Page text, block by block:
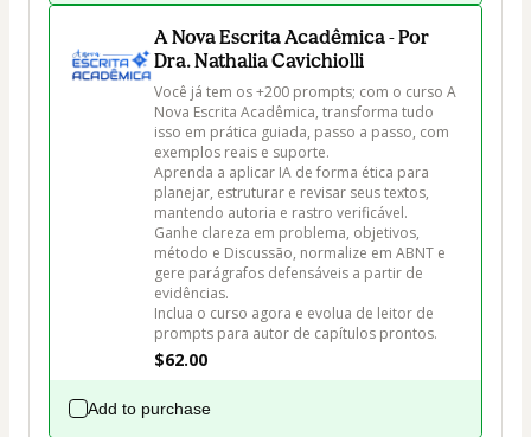
A Nova Escrita Acadêmica - Por
Dra. Nathalia Cavichiolli
Você já tem os +200 prompts; com o curso A
Nova Escrita Acadêmica, transforma tudo
isso em prática guiada, passo a passo, com
exemplos reais e suporte.
Aprenda a aplicar IA de forma ética para
planejar, estruturar e revisar seus textos,
mantendo autoria e rastro verificável.
Ganhe clareza em problema, objetivos,
método e Discussão, normalize em ABNT e
gere parágrafos defensáveis a partir de
evidências.
Inclua o curso agora e evolua de leitor de
prompts para autor de capítulos prontos.
$62.00
Add to purchase